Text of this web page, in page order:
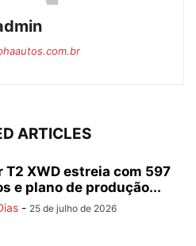
ARTICLES
T2 XWD estreia com 597
e plano de produção...
- 25 de julho de 2026